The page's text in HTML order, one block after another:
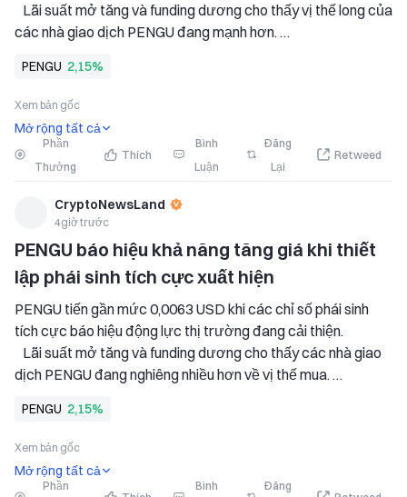
   Lãi suất mở tăng và funding dương cho thấy vị thế long của
các nhà giao dịch PENGU đang mạnh hơn.
USD để duy trì triển vọng tăng giá.
Pudgy Penguins — PENGU,
PENGU 2,15%
Xem bản gốc
Mở rộng tất cả
Phần
Thưởng
Thích
Bình
Luận
Đăng
Lại
Retweed
CryptoNewsLand
4giờ trước
PENGU báo hiệu khả năng tăng giá khi thiết
lập phái sinh tích cực xuất hiện
PENGU tiến gần mức 0,0063 USD khi các chỉ số phái sinh
tích cực báo hiệu động lực thị trường đang cải thiện.
   Lãi suất mở tăng và funding dương cho thấy các nhà giao
dịch PENGU đang nghiêng nhiều hơn về vị thế mua.
USD để duy trì triển vọng tăng giá.
Pudgy Penguins — PENGU,
PENGU 2,15%
Xem bản gốc
Mở rộng tất cả
Phần
Bình
Đăng